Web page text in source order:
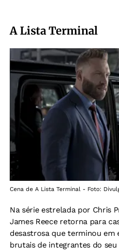
A Lista Terminal
Cena de A Lista Terminal - Foto:
Na série estrelada por Chris
James Reece retorna para
desastrosa que terminou em
brutais de integrantes do